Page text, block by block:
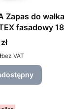
Zapas do
fasadowy
bez VAT